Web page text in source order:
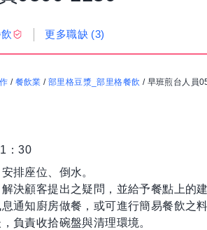
更多職缺 (3)
/ 餐飲業 /部里格豆漿_部里格餐飲 / 早班煎台人員
：30
排座位、倒水。
決顧客提出之疑問，並給予餐點上的建
息通知廚房做餐，或可進行簡易餐飲之
負責收拾碗盤與清理環境。